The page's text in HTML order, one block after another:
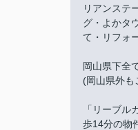
リアンステ
グ・よかタ
て・リフォ
岡山県下全
(岡山県外も
「リーブ
歩14分の物